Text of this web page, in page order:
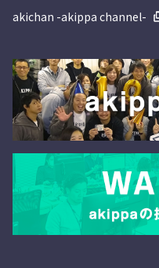
akichan -akippa channel-